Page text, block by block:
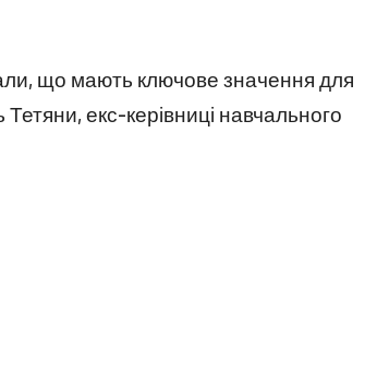
що мають ключове значення для
екс-керівниці навчального